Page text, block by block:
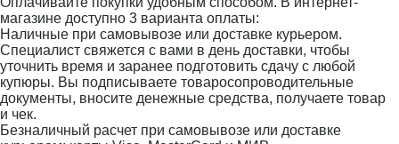
магазине доступно 3 варианта оплаты:
Наличные при самовывозе или доставке курьером.
Специалист свяжется с вами в день доставки, чтобы
уточнить время и заранее подготовить сдачу с любой
купюры. Вы подписываете товаросопроводительные
документы, вносите денежные средства, получаете товар
и чек.
Безналичный расчет при самовывозе или доставке